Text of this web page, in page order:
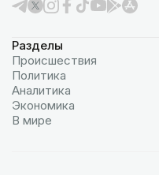
Разделы
Происшествия
Политика
Аналитика
Экономика
В мире